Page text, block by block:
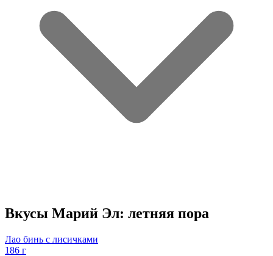
Вкусы Марий Эл: летняя пора
Лао бинь с лисичками
186 г